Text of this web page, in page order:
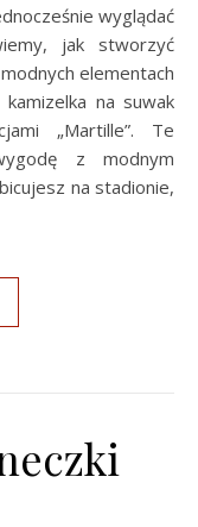
wyglądać
jak stworzyć
elementach
na suwak
„Martille”. Te
z modnym
na stadionie,